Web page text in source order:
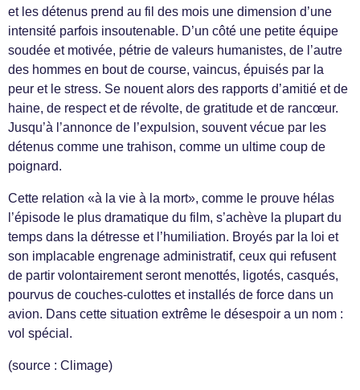
et les détenus prend au fil des mois une dimension d’une
intensité parfois insoutenable. D’un côté une petite équipe
soudée et motivée, pétrie de valeurs humanistes, de l’autre
des hommes en bout de course, vaincus, épuisés par la
peur et le stress. Se nouent alors des rapports d’amitié et de
haine, de respect et de révolte, de gratitude et de rancœur.
Jusqu’à l’annonce de l’expulsion, souvent vécue par les
détenus comme une trahison, comme un ultime coup de
poignard.
Cette relation «à la vie à la mort», comme le prouve hélas
l’épisode le plus dramatique du film, s’achève la plupart du
temps dans la détresse et l’humiliation. Broyés par la loi et
son implacable engrenage administratif, ceux qui refusent
de partir volontairement seront menottés, ligotés, casqués,
pourvus de couches-culottes et installés de force dans un
avion. Dans cette situation extrême le désespoir a un nom :
vol spécial.
(source : Climage)